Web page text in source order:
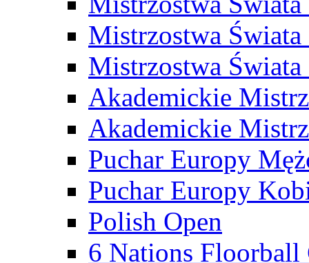
Mistrzostwa
Mistrzostwa
Akademickie
Akademickie
Puchar Europy
Puchar Europy
Polish Open
6 Nations Floorball